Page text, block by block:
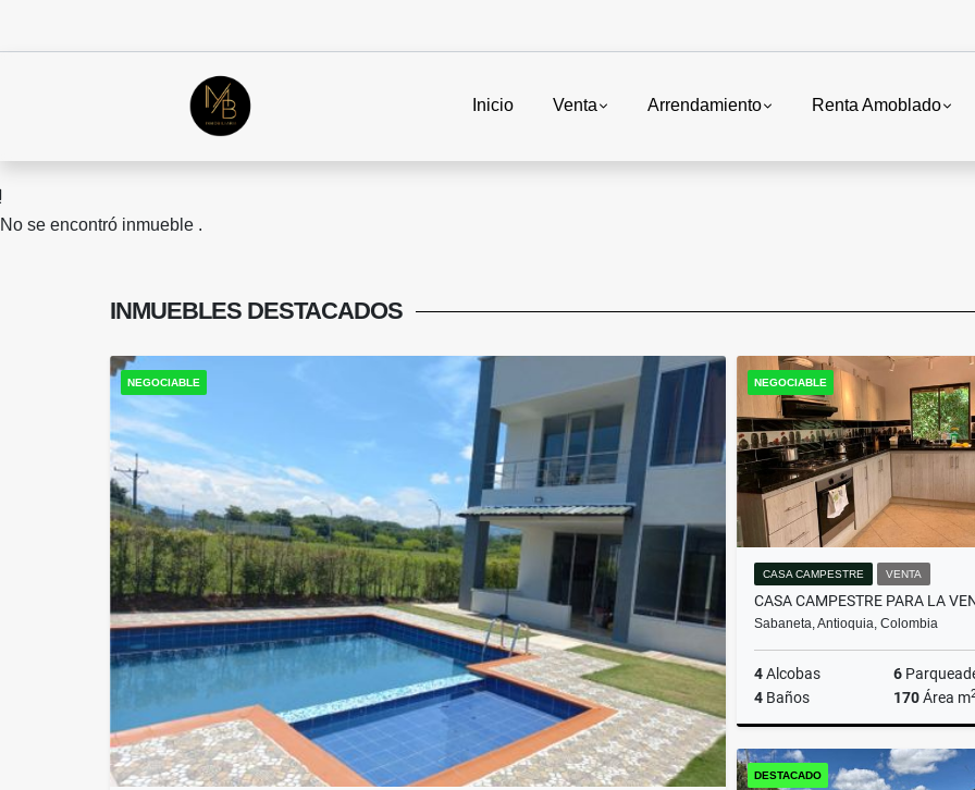
Inicio Venta Arrendamiento Renta Amoblado
No se encontró inmueble .
INMUEBLES DESTACADOS
NEGOCIABLE NEGOCIABLE
CASA CAMPESTRE VENTA
Sabaneta, Antioquia, Colombia
4Alcobas 6
4 Baños 170Área m
$1.250.000.000
DESTACADO